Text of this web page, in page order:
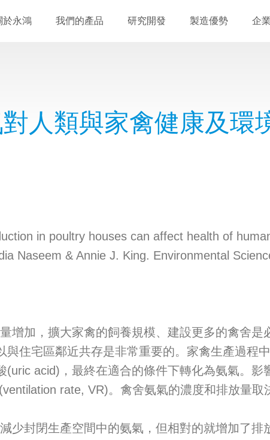
於永鴻 我們的產品 研究開發 製造優勢 企
人類與家禽健康及環
in poultry houses can affect health of
Naseem & Annie J. King. Environmental
加，擴大家禽的飼養規模、建設更多的禽舍是
與住宅區鄰近共存是非常重要的。家禽生產過程
acid)，最終在適合的條件下轉化為氨氣。
rate, VR)。禽舍氨氣的濃度和排放量取
封閉生產空間中的氨氣，但相對的就增加了排